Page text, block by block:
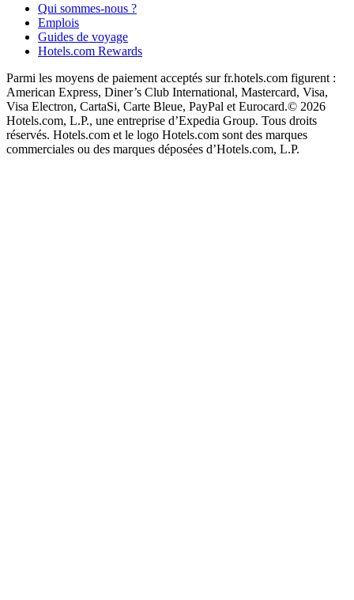
Qui sommes-nous ?
Emplois
Guides de voyage
Hotels.com Rewards
Parmi les moyens de paiement acceptés sur fr.hotels.com figurent :
American Express, Diner’s Club International, Mastercard, Visa,
Visa Electron, CartaSi, Carte Bleue, PayPal et Eurocard.© 2026
Hotels.com, L.P., une entreprise d’Expedia Group. Tous droits
réservés. Hotels.com et le logo Hotels.com sont des marques
commerciales ou des marques déposées d’Hotels.com, L.P.